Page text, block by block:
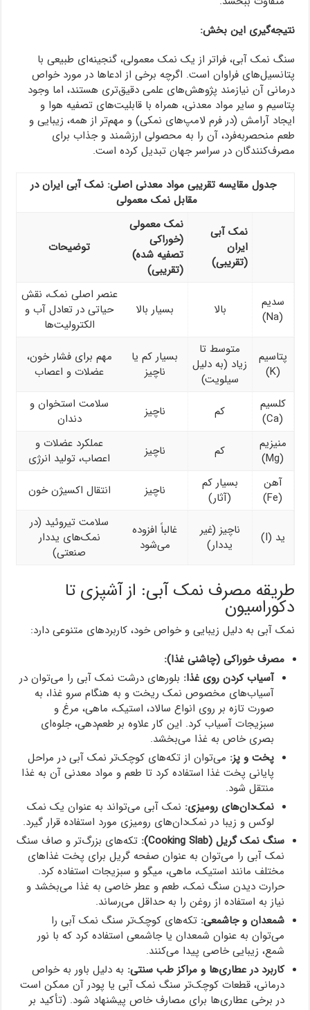
نتیجه‌گیری این بخش:
سنگ نمک آبی، فراتر از یک نمک معمولی، گنجینه‌ای طبیعی با
پتانسیل‌های فراوان است. اگرچه برخی از ادعاها در مورد خواص
درمانی آن نیازمند پژوهش‌های علمی دقیق‌تری هستند، اما وجود
پتاسیم و سایر مواد معدنی، همراه با قابلیت‌های تصفیه هوا و
ایجاد آرامش (در فرم لامپ‌های نمکی) و مهم‌تر از همه، زیبایی و
طعم منحصربه‌فرد، آن را به محصولی ارزشمند و جذاب برای
مصرف‌کنندگان در سراسر جهان تبدیل کرده است.
جدول مقایسه تقریبی مواد معدنی اصلی: نمک آبی ایران در
مقابل نمک معمولی
نمک آبی
ایران
(تقریبی)
نمک معمولی
(خوراکی
تصفیه شده)
(تقریبی)
توضیحات
سدیم
(Na)
بالا بسیار بالا
عنصر اصلی نمک، نقش
حیاتی در تعادل آب و
الکترولیت‌ها
پتاسیم
(K)
متوسط تا
زیاد (به دلیل
سیلویت)
بسیار کم یا
ناچیز
مهم برای فشار خون،
عضلات و اعصاب
کلسیم
(Ca)
کم ناچیز
سلامت استخوان و
دندان
منیزیم
(Mg)
کم ناچیز
عملکرد عضلات و
اعصاب، تولید انرژی
آهن
(Fe)
بسیار کم
(آثار)
ناچیز انتقال اکسیژن خون
ید (I)
ناچیز (غیر
یددار)
غالباً افزوده
می‌شود
سلامت تیروئید (در
نمک‌های یددار
صنعتی)
طریقه مصرف نمک آبی: از آشپزی تا
دکوراسیون
نمک آبی به دلیل زیبایی و خواص خود، کاربردهای متنوعی دارد:
مصرف خوراکی (چاشنی غذا):
آسیاب کردن روی غذا: بلورهای درشت نمک آبی را می‌توان در
آسیاب‌های مخصوص نمک ریخت و به هنگام سرو غذا، به
صورت تازه بر روی انواع سالاد، استیک، ماهی، مرغ و
سبزیجات آسیاب کرد. این کار علاوه بر طعم‌دهی، جلوه‌ای
بصری خاص به غذا می‌بخشد.
پخت و پز: می‌توان از تکه‌های کوچک‌تر نمک آبی در مراحل
پایانی پخت غذا استفاده کرد تا طعم و مواد معدنی آن به غذا
منتقل شود.
نمک‌دان‌های رومیزی: نمک آبی می‌تواند به عنوان یک نمک
لوکس و زیبا در نمک‌دان‌های رومیزی مورد استفاده قرار گیرد.
سنگ نمک گریل (Cooking Slab):
تکه‌های بزرگ‌تر و صاف سنگ
نمک آبی را می‌توان به عنوان صفحه گریل برای پخت غذاهای
مختلف مانند استیک، ماهی، میگو و سبزیجات استفاده کرد.
حرارت دیدن سنگ نمک، طعم و عطر خاصی به غذا می‌بخشد و
نیاز به استفاده از روغن را به حداقل می‌رساند.
شمعدان و جاشمعی: تکه‌های کوچک‌تر سنگ نمک آبی را
می‌توان به عنوان شمعدان یا جاشمعی استفاده کرد که با نور
شمع، زیبایی خاصی پیدا می‌کنند.
کاربرد در عطاری‌ها و مراکز طب سنتی: به دلیل باور به خواص
درمانی، قطعات کوچک‌تر سنگ نمک آبی یا پودر آن ممکن است
در برخی عطاری‌ها برای مصارف خاص پیشنهاد شود. (تأکید بر